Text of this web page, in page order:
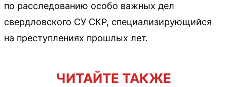
по расследованию особо важных дел
свердловского СУ СКР, специализирующийся
на преступлениях прошлых лет.
ЧИТАЙТЕ ТАКЖЕ